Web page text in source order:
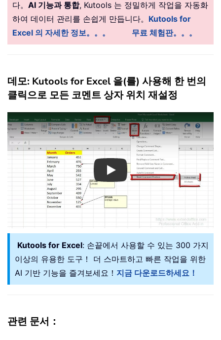
다。 AI 기능과 통합, Kutools 는 정밀하게 작업을 자동화
하여 데이터 관리를 손쉽게 만듭니다。 Kutools for
Excel 의 자세한 정보。。。
무료 체험판。。。
데모: Kutools for Excel 을(를) 사용해 한 번의
클릭으로 모든 코멘트 상자 위치 재설정
Play
Kutools for Excel: 손끝에서 사용할 수 있는 300 가지
이상의 유용한 도구！ 더 스마트하고 빠른 작업을 위한
AI 기반 기능을 즐겨보세요！ 지금 다운로드하세요！
관련 문서：